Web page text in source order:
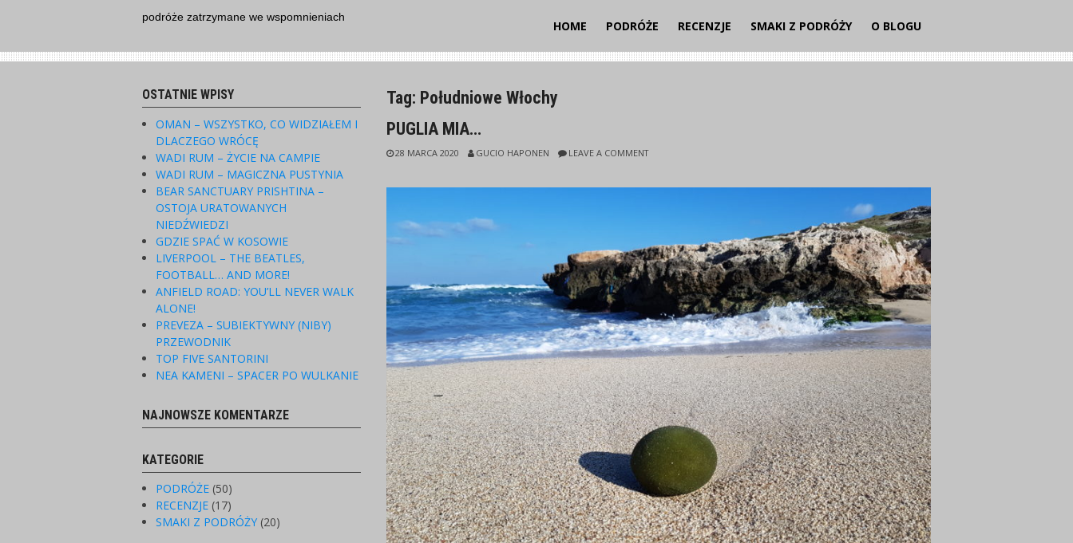
podróże zatrzymane we wspomnieniach
HOME PODRÓŻE RECENZJE SMAKI Z PODRÓŻY O BLOGU
Tag: Południowe Włochy
PUGLIA MIA…
28 MARCA 2020 GUCIO HAPONEN LEAVE A COMMENT
OSTATNIE WPISY
OMAN – WSZYSTKO, CO WIDZIAŁEM I
DLACZEGO WRÓCĘ
WADI RUM – ŻYCIE NA CAMPIE
WADI RUM – MAGICZNA PUSTYNIA
BEAR SANCTUARY PRISHTINA –
OSTOJA URATOWANYCH
NIEDŹWIEDZI
GDZIE SPAĆ W KOSOWIE
LIVERPOOL – THE BEATLES,
FOOTBALL… AND MORE!
ANFIELD ROAD: YOU’LL NEVER WALK
ALONE!
PREVEZA – SUBIEKTYWNY (NIBY)
PRZEWODNIK
TOP FIVE SANTORINI
NEA KAMENI – SPACER PO WULKANIE
NAJNOWSZE KOMENTARZE
KATEGORIE
PODRÓŻE (50)
RECENZJE (17)
SMAKI Z PODRÓŻY (20)